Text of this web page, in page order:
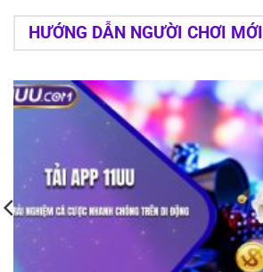
HƯỚNG DẪN NGƯỜI CHƠI MỚI